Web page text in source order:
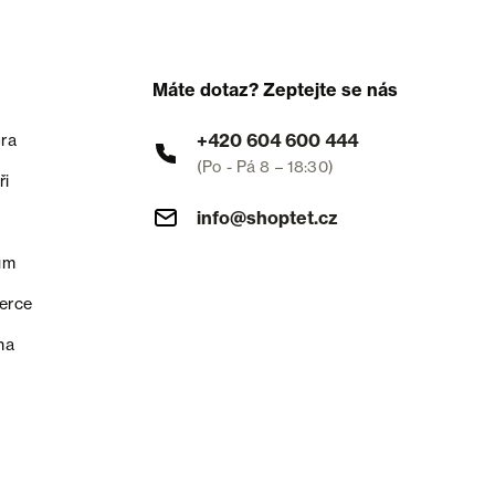
Máte dotaz? Zeptejte se nás
+420 604 600 444
(Po - Pá 8 – 18:30)
info@shoptet.cz